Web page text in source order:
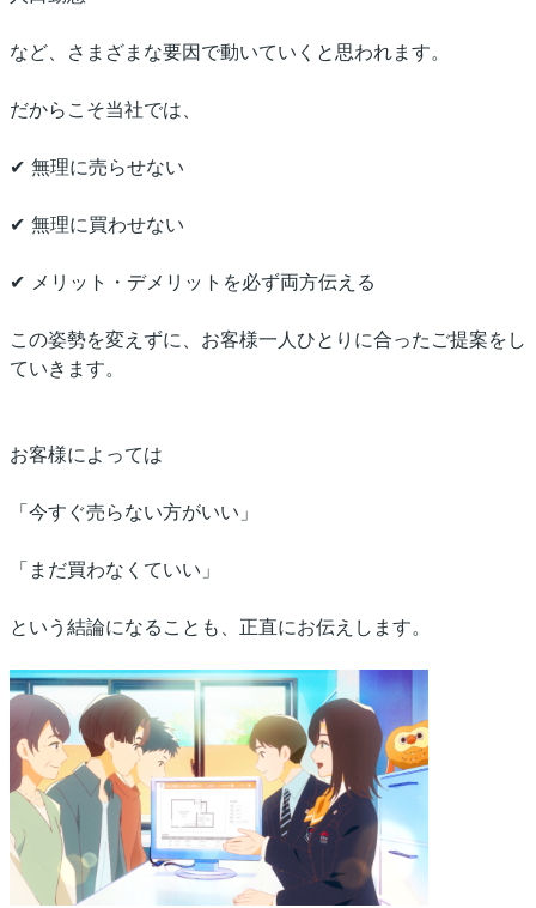
など、さまざまな要因で動いていくと思われます。
だからこそ当社では、
✔ 無理に売らせない
✔ 無理に買わせない
✔ メリット・デメリットを必ず両方伝える
この姿勢を変えずに、お客様一人ひとりに合ったご提案をし
ていきます。
お客様によっては
「今すぐ売らない方がいい」
「まだ買わなくていい」
という結論になることも、正直にお伝えします。